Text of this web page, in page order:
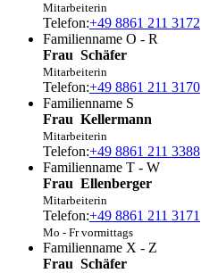
Mitarbeiterin
Telefon:+49 8861 211 3172
Familienname O - R
Frau Schäfer
Mitarbeiterin
Telefon:+49 8861 211 3170
Familienname S
Frau Kellermann
Mitarbeiterin
Telefon:+49 8861 211 3388
Familienname T - W
Frau Ellenberger
Mitarbeiterin
Telefon:+49 8861 211 3171
Mo - Fr vormittags
Familienname X - Z
Frau Schäfer